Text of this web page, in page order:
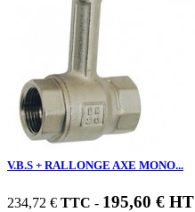
V.B.S + RALLONGE AXE MONO...
234,72 € TTC - 195,60 € HT